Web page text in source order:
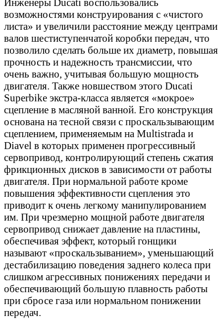
Инженеры Ducati воспользовались
возможностями конструирования с «чистого
листа» и увеличили расстояние между центрами
валов шестиступенчатой коробки передач, что
позволило сделать больше их диаметр, повышая
прочность и надежность трансмиссии, что
очень важно, учитывая большую мощность
двигателя. Также новшеством этого Ducati
Superbike экстра-класса является «мокрое»
сцепление в масляной ванной. Его конструкция
основана на тесной связи с проскальзывающим
сцеплением, применяемым на Multistrada и
Diavel в которых применен прогрессивный
сервопривод, контролирующий степень сжатия
фрикционных дисков в зависимости от работы
двигателя. При нормальной работе кроме
повышения эффективности сцепления это
приводит к очень легкому манипулированием
им. При чрезмерно мощной работе двигателя
сервопривод снижает давление на пластины,
обеспечивая эффект, который гонщики
называют «проскальзыванием», уменьшающий
дестабилизацию поведения заднего колеса при
слишком агрессивных понижениях передачи и
обеспечивающий большую плавность работы
при сбросе газа или нормальном понижении
передач.